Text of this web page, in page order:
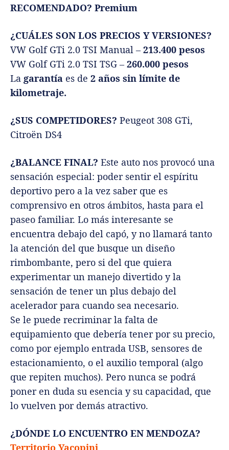
RECOMENDADO? Premium
¿CUÁLES SON LOS PRECIOS Y VERSIONES?
VW Golf GTi 2.0 TSI Manual – 213.400 pesos
VW Golf GTi 2.0 TSI TSG – 260.000 pesos
La garantía es de 2 años sin límite de
kilometraje.
¿SUS COMPETIDORES? Peugeot 308 GTi,
Citroën DS4
¿BALANCE FINAL? Este auto nos provocó una
sensación especial: poder sentir el espíritu
deportivo pero a la vez saber que es
comprensivo en otros ámbitos, hasta para el
paseo familiar. Lo más interesante se
encuentra debajo del capó, y no llamará tanto
la atención del que busque un diseño
rimbombante, pero si del que quiera
experimentar un manejo divertido y la
sensación de tener un plus debajo del
acelerador para cuando sea necesario.
Se le puede recriminar la falta de
equipamiento que debería tener por su precio,
como por ejemplo entrada USB, sensores de
estacionamiento, o el auxilio temporal (algo
que repiten muchos). Pero nunca se podrá
poner en duda su esencia y su capacidad, que
lo vuelven por demás atractivo.
¿DÓNDE LO ENCUENTRO EN MENDOZA?
Territorio Yacopini